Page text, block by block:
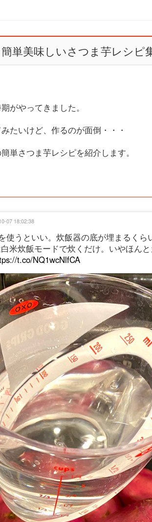
単美味しいさつま芋レシピ
がやってきました。
たいけど、作るのが面倒・・・
単さつま芋レシピを紹介します。
使うといい。炊飯器の底が埋まるくら
米炊飯モードで炊くだけ。いやほん
t.co/NQ1wcNlfCA
07 18:02:38